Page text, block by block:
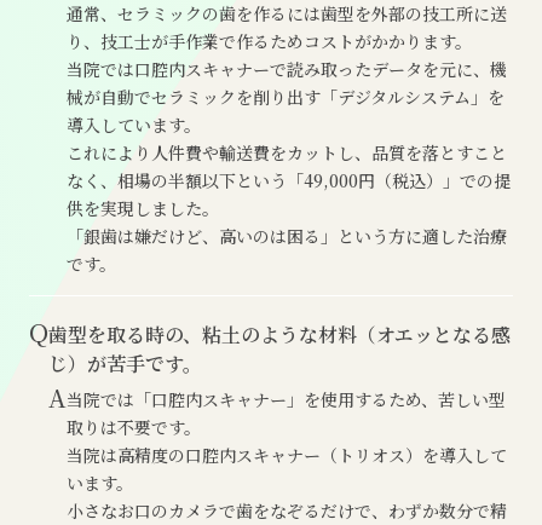
通常、セラミックの歯を作るには歯型を外部の技工所に送
り、技工士が手作業で作るためコストがかかります。
当院では口腔内スキャナーで読み取ったデータを元に、機
械が自動でセラミックを削り出す「デジタルシステム」を
導入しています。
これにより人件費や輸送費をカットし、品質を落とすこと
なく、相場の半額以下という「49,000円（税込）」での提
供を実現しました。
「銀歯は嫌だけど、高いのは困る」という方に適した治療
です。
Q歯型を取る時の、粘土のような材料（オエッとなる感
じ）が苦手です。
A当院では「口腔内スキャナー」を使用するため、苦しい型
取りは不要です。
当院は高精度の口腔内スキャナー（トリオス）を導入して
います。
小さなお口のカメラで歯をなぞるだけで、わずか数分で精